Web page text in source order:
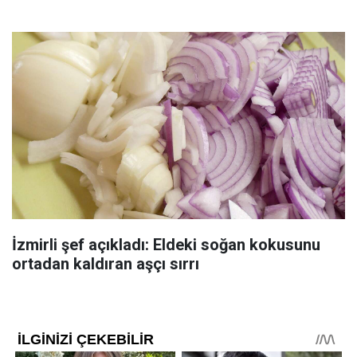
İzmirli şef açıkladı: Eldeki soğan kokusunu
ortadan kaldıran aşçı sırrı